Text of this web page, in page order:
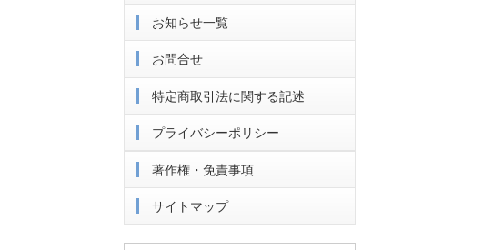
お知らせ一覧
お問合せ
特定商取引法に関する記述
プライバシーポリシー
著作権・免責事項
サイトマップ